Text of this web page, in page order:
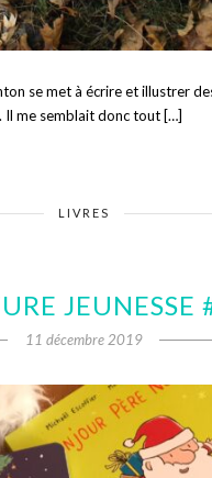
se met à écrire et illustrer
Il me semblait donc tout […]
LIVRES
JEUNESSE
11 décembre 2019